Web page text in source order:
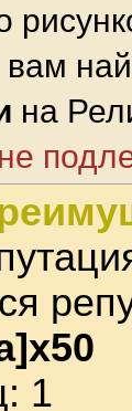
вам
на
1